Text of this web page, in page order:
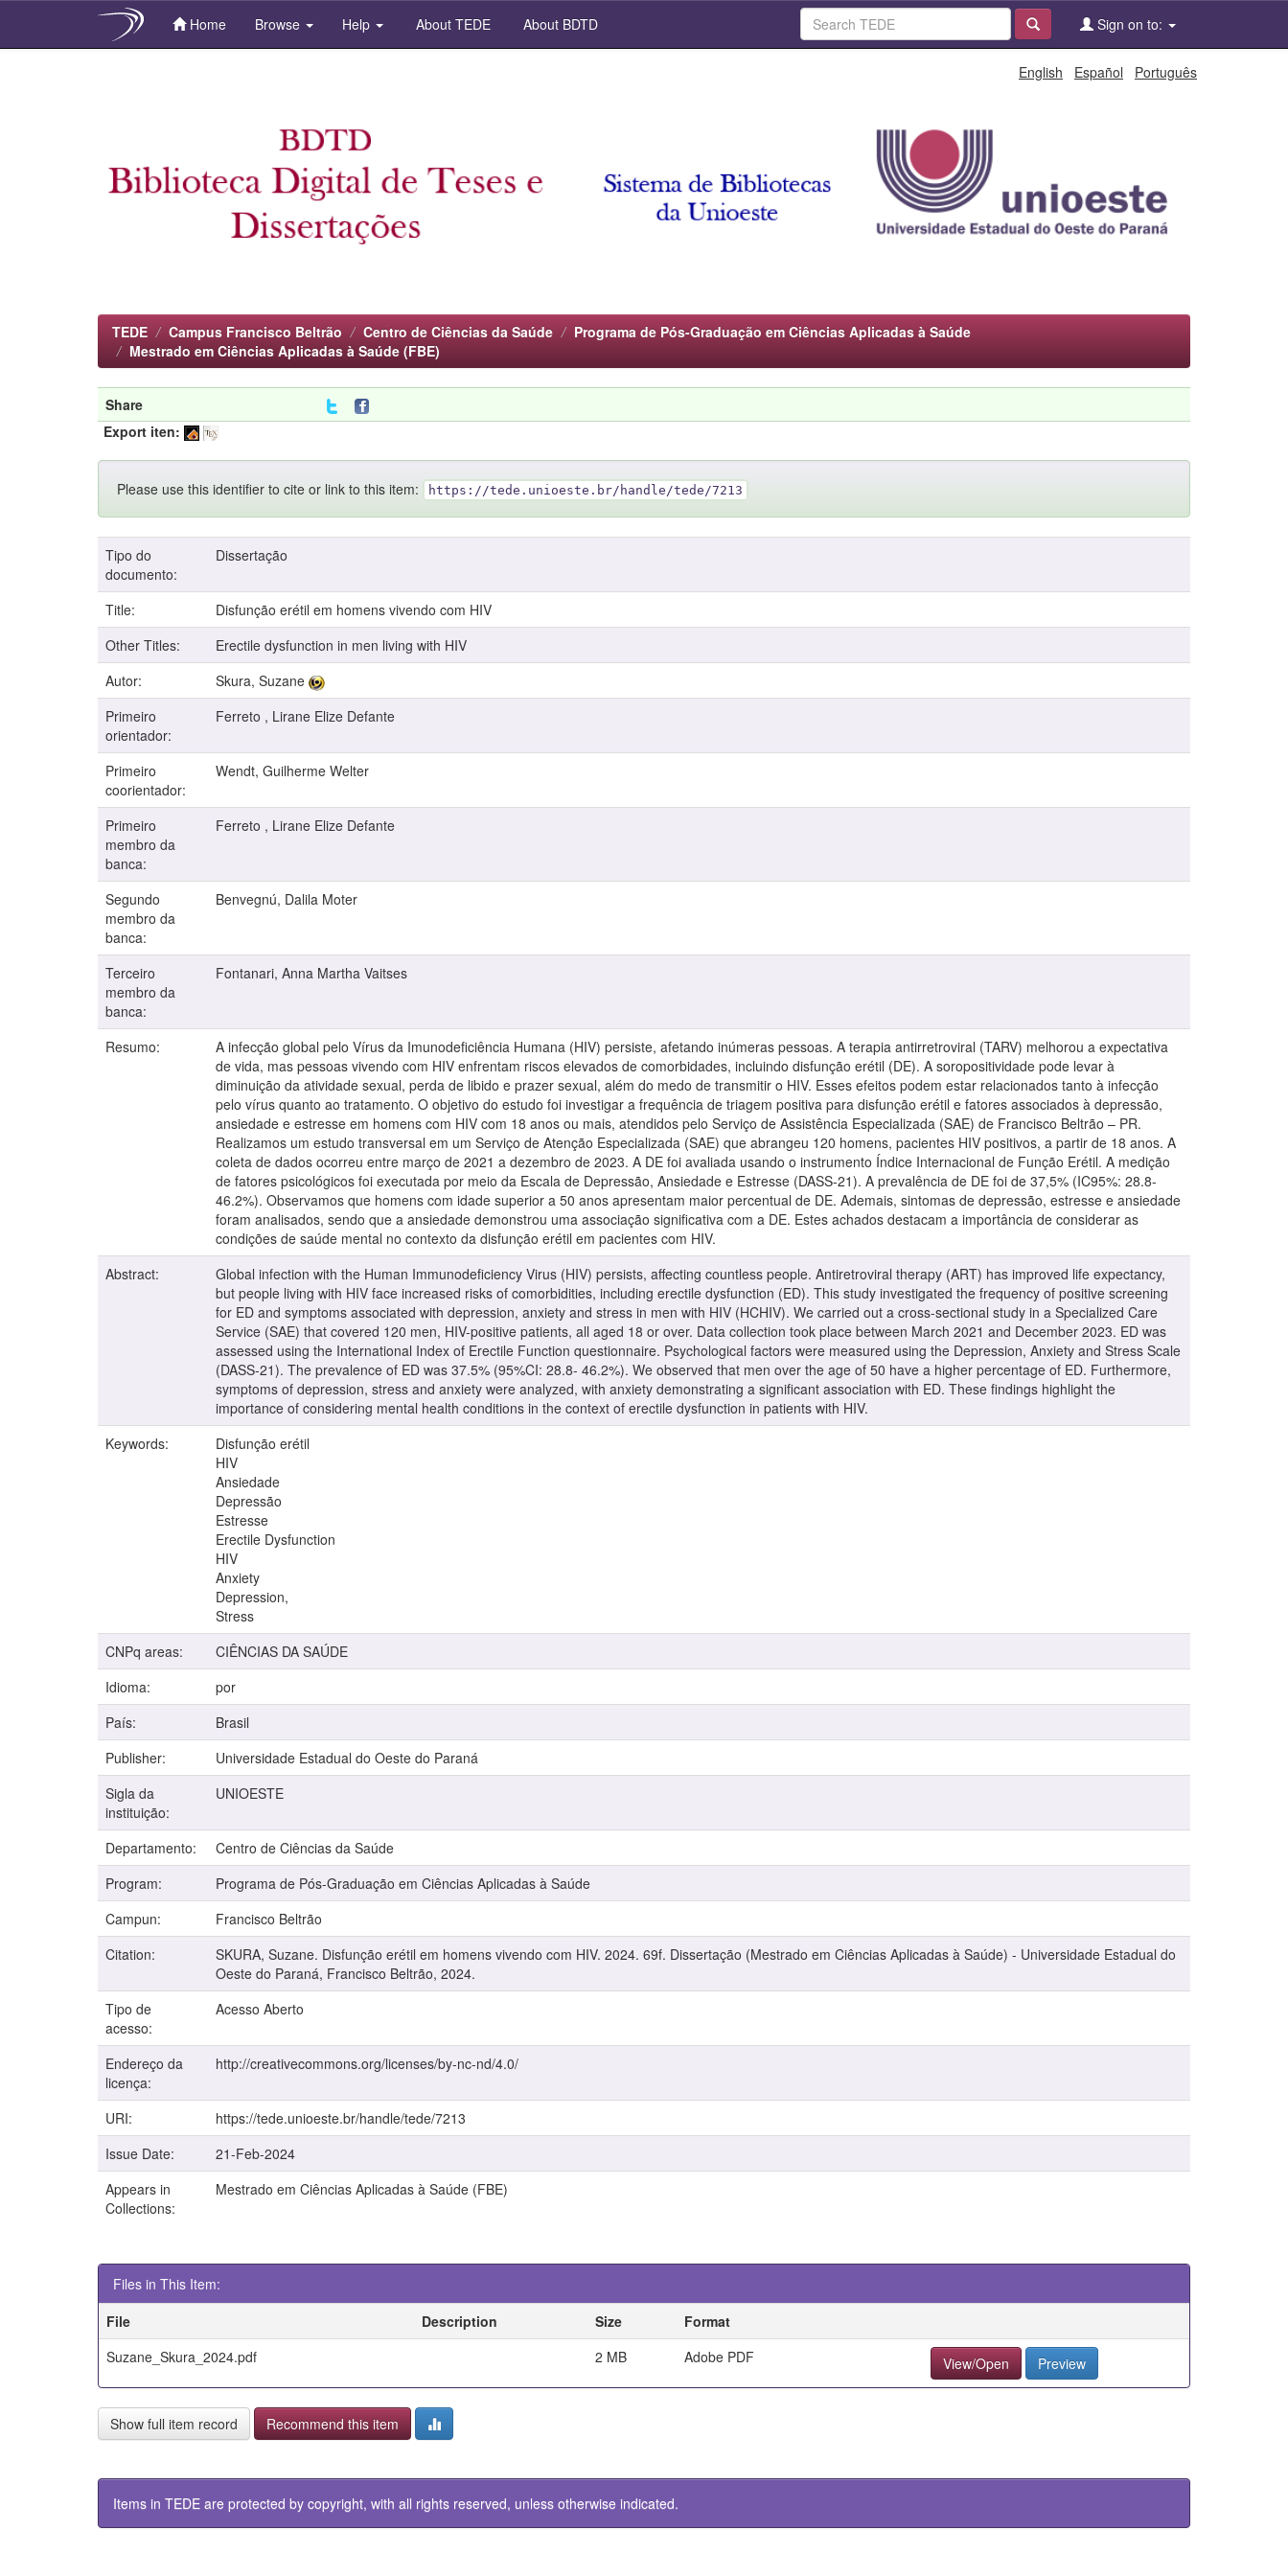
Home Browse Help About TEDE About BDTD Sign on to:
English Español Português
TEDE Campus Francisco Beltrão Centro de Ciências da Saúde
Programa de Pós-Graduação em Ciências Aplicadas à Saúde
Mestrado em Ciências Aplicadas à Saúde (FBE)
Share
Export iten:
Please use this identifier to cite or link to this item: https://tede.unioeste.br/handle/tede/7213
Tipo do
documento:
Dissertação
Title:
Disfunção erétil em homens vivendo com HIV
Other Titles:
Erectile dysfunction in men living with HIV
Autor:
Skura, Suzane
Primeiro
orientador:
Ferreto , Lirane Elize Defante
Primeiro
coorientador:
Wendt, Guilherme Welter
Primeiro
membro da
banca:
Ferreto , Lirane Elize Defante
Segundo
membro da
banca:
Benvegnú, Dalila Moter
Terceiro
membro da
banca:
Fontanari, Anna Martha Vaitses
Resumo:
A infecção global pelo Vírus da Imunodeficiência Humana (HIV) persiste, afetando inúmeras pessoas. A terapia antirretroviral (TARV) melhorou a expectativa
de vida, mas pessoas vivendo com HIV enfrentam riscos elevados de comorbidades, incluindo disfunção erétil (DE). A soropositividade pode levar à
diminuição da atividade sexual, perda de libido e prazer sexual, além do medo de transmitir o HIV. Esses efeitos podem estar relacionados tanto à infecção
pelo vírus quanto ao tratamento. O objetivo do estudo foi investigar a frequência de triagem positiva para disfunção erétil e fatores associados à depressão,
ansiedade e estresse em homens com HIV com 18 anos ou mais, atendidos pelo Serviço de Assistência Especializada (SAE) de Francisco Beltrão – PR.
Realizamos um estudo transversal em um Serviço de Atenção Especializada (SAE) que abrangeu 120 homens, pacientes HIV positivos, a partir de 18 anos. A
coleta de dados ocorreu entre março de 2021 a dezembro de 2023. A DE foi avaliada usando o instrumento Índice Internacional de Função Erétil. A medição
de fatores psicológicos foi executada por meio da Escala de Depressão, Ansiedade e Estresse (DASS-21). A prevalência de DE foi de 37,5% (IC95%: 28.8-
46.2%). Observamos que homens com idade superior a 50 anos apresentam maior percentual de DE. Ademais, sintomas de depressão, estresse e ansiedade
foram analisados, sendo que a ansiedade demonstrou uma associação significativa com a DE. Estes achados destacam a importância de considerar as
condições de saúde mental no contexto da disfunção erétil em pacientes com HIV.
Abstract:
Global infection with the Human Immunodeficiency Virus (HIV) persists, affecting countless people. Antiretroviral therapy (ART) has improved life expectancy,
but people living with HIV face increased risks of comorbidities, including erectile dysfunction (ED). This study investigated the frequency of positive screening
for ED and symptoms associated with depression, anxiety and stress in men with HIV (HCHIV). We carried out a cross-sectional study in a Specialized Care
Service (SAE) that covered 120 men, HIV-positive patients, all aged 18 or over. Data collection took place between March 2021 and December 2023. ED was
assessed using the International Index of Erectile Function questionnaire. Psychological factors were measured using the Depression, Anxiety and Stress Scale
(DASS-21). The prevalence of ED was 37.5% (95%CI: 28.8- 46.2%). We observed that men over the age of 50 have a higher percentage of ED. Furthermore,
symptoms of depression, stress and anxiety were analyzed, with anxiety demonstrating a significant association with ED. These findings highlight the
importance of considering mental health conditions in the context of erectile dysfunction in patients with HIV.
Keywords:
Disfunção erétil
HIV
Ansiedade
Depressão
Estresse
Erectile Dysfunction
HIV
Anxiety
Depression,
Stress
CNPq areas:
CIÊNCIAS DA SAÚDE
Idioma:
por
País:
Brasil
Publisher:
Universidade Estadual do Oeste do Paraná
Sigla da
instituição:
UNIOESTE
Departamento:
Centro de Ciências da Saúde
Program:
Programa de Pós-Graduação em Ciências Aplicadas à Saúde
Campun:
Francisco Beltrão
Citation:
SKURA, Suzane. Disfunção erétil em homens vivendo com HIV. 2024. 69f. Dissertação (Mestrado em Ciências Aplicadas à Saúde) - Universidade Estadual do
Oeste do Paraná, Francisco Beltrão, 2024.
Tipo de
acesso:
Acesso Aberto
Endereço da
licença:
http://creativecommons.org/licenses/by-nc-nd/4.0/
URI:
https://tede.unioeste.br/handle/tede/7213
Issue Date:
21-Feb-2024
Appears in
Collections:
Mestrado em Ciências Aplicadas à Saúde (FBE)
Files in This Item:
File
Description Size
Format
Suzane_Skura_2024.pdf
2 MB Adobe PDF View/Open Preview
Show full item record Recommend this item
Items in TEDE are protected by copyright, with all rights reserved, unless otherwise indicated.